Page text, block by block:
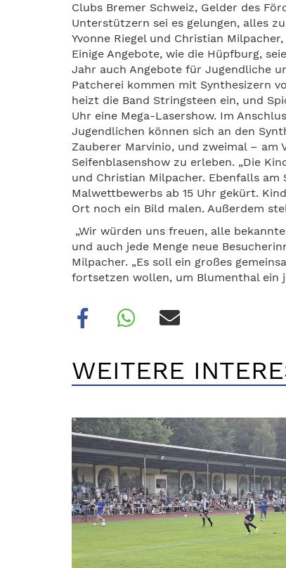
Clubs Bremer Schweiz, Gelder des
Unterstützern sei es gelungen, alles
Yvonne Riegel und Christian
Einige Angebote, wie die Hüpfburg,
Jahr auch Angebote für Jugendliche
Patcherei kommen mit Synthesizern
heizt die Band Stringsteen ein, und
Uhr eine Mega-Lasershow. Im
Jugendlichen können sich an den
Zauberer Marvinio, und zweimal –
Seifenblasenshow zu erleben. „Die
und Christian Milpacher. Ebenfalls am
Malwettbewerbs ab 15 Uhr gekürt.
Ort noch ein Bild malen. Außerdem
„Wir würden uns freuen, alle
und auch jede Menge neue
Milpacher. „Es soll ein großes
fortsetzen wollen, um Blumenthal ein
WEITERE